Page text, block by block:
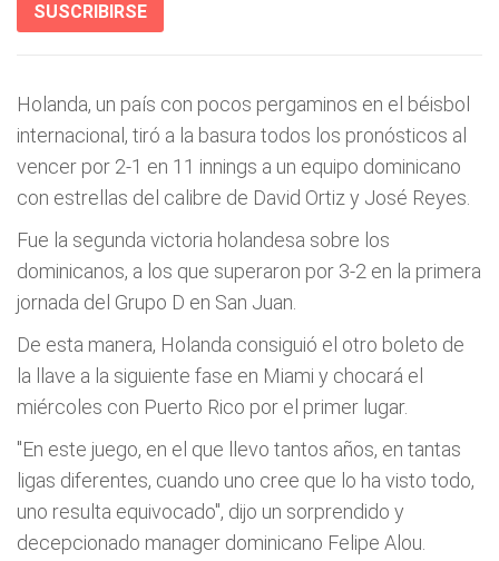
SUSCRIBIRSE
Holanda, un país con pocos pergaminos en el béisbol
internacional, tiró a la basura todos los pronósticos al
vencer por 2-1 en 11 innings a un equipo dominicano
con estrellas del calibre de David Ortiz y José Reyes.
Fue la segunda victoria holandesa sobre los
dominicanos, a los que superaron por 3-2 en la primera
jornada del Grupo D en San Juan.
De esta manera, Holanda consiguió el otro boleto de
la llave a la siguiente fase en Miami y chocará el
miércoles con Puerto Rico por el primer lugar.
"En este juego, en el que llevo tantos años, en tantas
ligas diferentes, cuando uno cree que lo ha visto todo,
uno resulta equivocado", dijo un sorprendido y
decepcionado manager dominicano Felipe Alou.